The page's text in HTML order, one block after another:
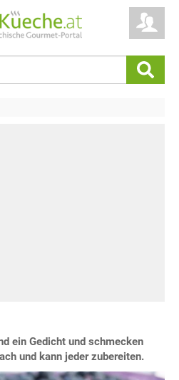
ein Gedicht und schmecken
und kann jeder zubereiten.